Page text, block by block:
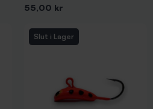
Pris
55,00 kr
Slut i Lager